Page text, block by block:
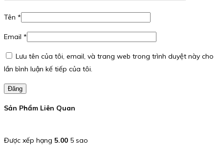
Tên *
Email *
Lưu tên của tôi, email, và trang web trong trình duyệt này cho
lần bình luận kế tiếp của tôi.
Đăng
Sản Phẩm Liên Quan
Được xếp hạng 5.00 5 sao